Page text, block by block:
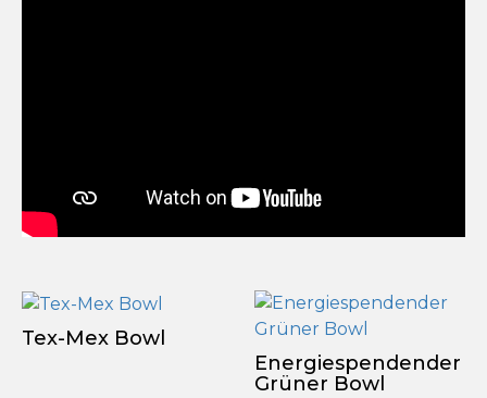
Tex-Mex Bowl
Energiespendender
Grüner Bowl